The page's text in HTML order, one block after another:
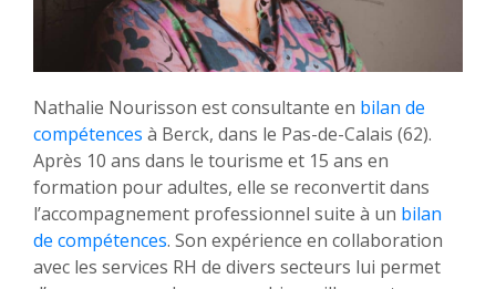
Nathalie Nourisson est consultante en bilan de
compétences à Berck, dans le Pas-de-Calais (62).
Après 10 ans dans le tourisme et 15 ans en
formation pour adultes, elle se reconvertit dans
l’accompagnement professionnel suite à un bilan
de compétences. Son expérience en collaboration
avec les services RH de divers secteurs lui permet